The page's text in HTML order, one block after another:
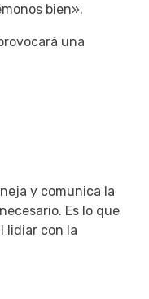
bien».
una
y comunica la
Es lo que
lidiar con la